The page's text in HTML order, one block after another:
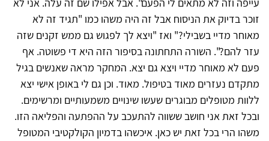
זוכר בדיוק את הניסוח אבל זה היה משהו כמו "תגיד זה לא
מאוחר מדיי בשבילי?" ואז "ויצא לך לפגוש גם ממש זקנים שזה
עזר להם?". השורה התחתונה בסיפור הזה היא די פשוטה. אף
פעם לא מאוחר מדיי ויצא גם יצא. המחקר מראה שאנשים בגיל
מתקדם נעזרים מאוד בטיפול. מאוד. וכן גם לי באופן אישי יצא
ללוות מטופלים מבוגרים שעשו שינויים משמעותיים ומרשימים.
ובכל זאת אני חושב ששווה להתעכב על ההפתעה והפליאה הזו.
משהו הרי בכל זאת יש כאן. איכשהו בדמיון הקולקטיבי המטופל